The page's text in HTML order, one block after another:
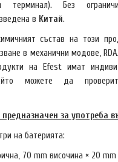
терминал). Без
в Китай.
състав на този
в механични модове,
на Efest имат
можете да
за употреба
на батерията:
70 mm височина × 20